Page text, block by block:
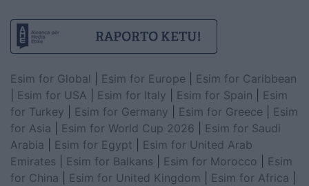
Esim for Global Esim for Europe
Esim for Caribbean
Esim for USA Esim for Italy Esim for Spain
Esim
for Turkey
Esim for Germany Esim for Greece
Esim
for Asia
Esim for World Cup 2026
Esim for Saudi
Arabia
Esim for Egypt
Esim for United Arab
Emirates
Esim for Balkans Esim for Morocco
Esim
for China
Esim for United Kingdom Esim for Africa